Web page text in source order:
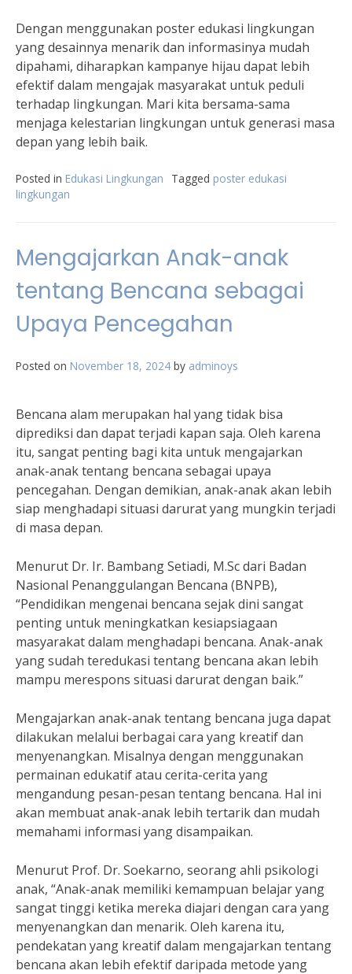
Dengan menggunakan poster edukasi lingkungan
yang desainnya menarik dan informasinya mudah
dipahami, diharapkan kampanye hijau dapat lebih
efektif dalam mengajak masyarakat untuk peduli
terhadap lingkungan. Mari kita bersama-sama
menjaga kelestarian lingkungan untuk generasi masa
depan yang lebih baik.
Posted in Edukasi Lingkungan Tagged poster edukasi
lingkungan
Mengajarkan Anak-anak
tentang Bencana sebagai
Upaya Pencegahan
Posted on November 18, 2024 by adminoys
Bencana alam merupakan hal yang tidak bisa
diprediksi dan dapat terjadi kapan saja. Oleh karena
itu, sangat penting bagi kita untuk mengajarkan
anak-anak tentang bencana sebagai upaya
pencegahan. Dengan demikian, anak-anak akan lebih
siap menghadapi situasi darurat yang mungkin terjadi
di masa depan.
Menurut Dr. Ir. Bambang Setiadi, M.Sc dari Badan
Nasional Penanggulangan Bencana (BNPB),
“Pendidikan mengenai bencana sejak dini sangat
penting untuk meningkatkan kesiapsiagaan
masyarakat dalam menghadapi bencana. Anak-anak
yang sudah teredukasi tentang bencana akan lebih
mampu merespons situasi darurat dengan baik.”
Mengajarkan anak-anak tentang bencana juga dapat
dilakukan melalui berbagai cara yang kreatif dan
menyenangkan. Misalnya dengan menggunakan
permainan edukatif atau cerita-cerita yang
mengandung pesan-pesan tentang bencana. Hal ini
akan membuat anak-anak lebih tertarik dan mudah
memahami informasi yang disampaikan.
Menurut Prof. Dr. Soekarno, seorang ahli psikologi
anak, “Anak-anak memiliki kemampuan belajar yang
sangat tinggi ketika mereka diajari dengan cara yang
menyenangkan dan menarik. Oleh karena itu,
pendekatan yang kreatif dalam mengajarkan tentang
bencana akan lebih efektif daripada metode yang